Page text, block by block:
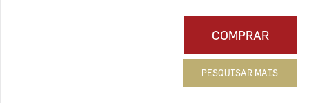
COMPRAR
PESQUISAR MAIS